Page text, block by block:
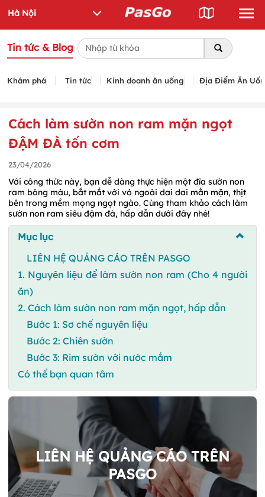
Tin tức & Blog
Khám phá Tin tức Kinh doanh ăn uống Địa Điểm Ăn
Cách làm sườn non ram mặn ngọt
ĐẬM ĐÀ tốn cơm
23/04/2026
Với công thức này, bạn dễ dàng thực hiện một đĩa sườn non
ram bóng màu, bắt mắt với vỏ ngoài dai dai mằn mặn, thịt
bên trong mềm mọng ngọt ngào. Cùng tham khảo cách làm
sườn non ram siêu đậm đà, hấp dẫn dưới đây nhé!
Mục lục
LIÊN HỆ QUẢNG CÁO TRÊN PASGO
1. Nguyên liệu để làm sườn non ram (Cho 4 người
ăn)
2. Cách làm sườn non ram mặn ngọt, hấp dẫn
Bước 1: Sơ chế nguyên liệu
Bước 2: Chiên sườn
Bước 3: Rim sườn với nước mắm
Có thể bạn quan tâm
LIÊN HỆ QUẢNG CÁO TRÊN
PASGO